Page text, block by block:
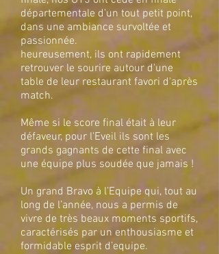
départementale d’un tout petit point,
dans une ambiance survoltée et
passionnée.
heureusement, ils ont rapidement
retrouver le sourire autour d'une
table de leur restaurant favori d'après
match.
Même si le score final était à leur
défaveur, pour l'Eveil ils sont les
grands gagnants de cette final avec
une équipe plus soudée que jamais !
Un grand Bravo à l’Equipe qui, tout au
long de l’année, nous a permis de
vivre de très beaux moments sportifs,
caractérisés par un enthousiasme et
formidable esprit d’equipe.